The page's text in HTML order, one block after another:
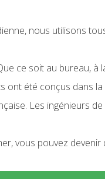
nous utilisons
ce soit au bureau, à
ont été conçus dans
Les ingénieurs
vous pouvez devenir